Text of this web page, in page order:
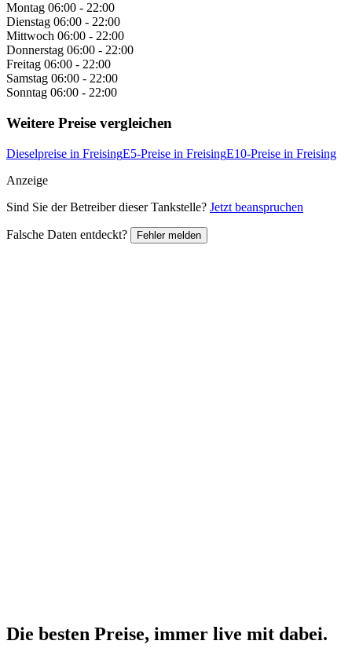
Montag 06:00 - 22:00
Dienstag 06:00 - 22:00
Mittwoch 06:00 - 22:00
Donnerstag 06:00 - 22:00
Freitag 06:00 - 22:00
Samstag 06:00 - 22:00
Sonntag 06:00 - 22:00
Weitere Preise vergleichen
Dieselpreise in FreisingE5-Preise in FreisingE10-Preise in Freising
Anzeige
Sind Sie der Betreiber dieser Tankstelle? Jetzt beanspruchen
Falsche Daten entdeckt? Fehler melden
Die besten Preise, immer live mit dabei.